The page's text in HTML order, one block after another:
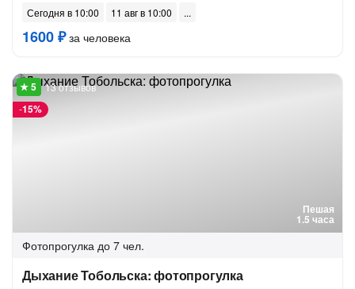
Сегодня в 10:00 11 авг в 10:00
1600 ₽за человека
Пешая
1.5 часа
-15%
13 отзывов
Фотопрогулка до 7 чел.
Дыхание Тобольска: фотопрогулка